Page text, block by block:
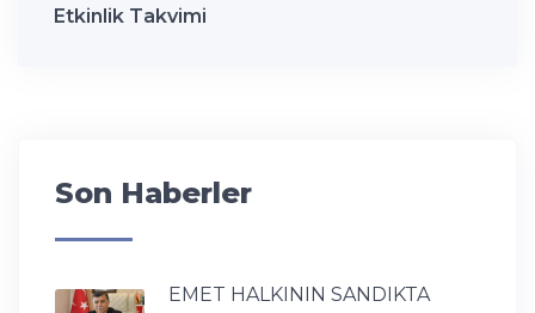
Etkinlik Takvimi
Son Haberler
EMET HALKININ SANDIKTA